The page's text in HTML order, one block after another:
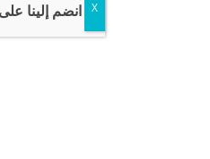
انضم إلينا على